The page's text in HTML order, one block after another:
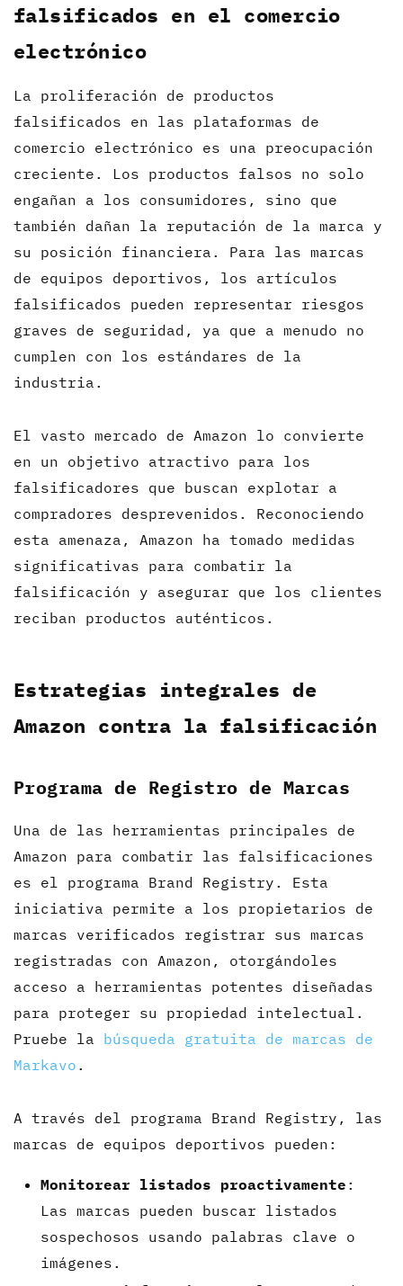
falsificados en el comercio
electrónico
La proliferación de productos
falsificados en las plataformas de
comercio electrónico es una preocupación
creciente. Los productos falsos no solo
engañan a los consumidores, sino que
también dañan la reputación de la marca y
su posición financiera. Para las marcas
de equipos deportivos, los artículos
falsificados pueden representar riesgos
graves de seguridad, ya que a menudo no
cumplen con los estándares de la
industria.
El vasto mercado de Amazon lo convierte
en un objetivo atractivo para los
falsificadores que buscan explotar a
compradores desprevenidos. Reconociendo
esta amenaza, Amazon ha tomado medidas
significativas para combatir la
falsificación y asegurar que los clientes
reciban productos auténticos.
Estrategias integrales de
Amazon contra la falsificación
Programa de Registro de Marcas
Una de las herramientas principales de
Amazon para combatir las falsificaciones
es el programa Brand Registry. Esta
iniciativa permite a los propietarios de
marcas verificados registrar sus marcas
registradas con Amazon, otorgándoles
acceso a herramientas potentes diseñadas
para proteger su propiedad intelectual.
Pruebe la búsqueda gratuita de marcas de
Markavo .
A través del programa Brand Registry, las
marcas de equipos deportivos pueden:
Monitorear listados proactivamente :
Las marcas pueden buscar listados
sospechosos usando palabras clave o
imágenes.